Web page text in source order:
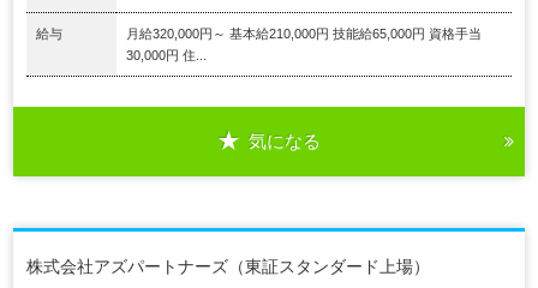
給与
月給320,000円～ 基本給210,000円 技能給65,000円 資格手当
30,000円 住...
気になる
株式会社アズパートナーズ（東証スタンダード上場）